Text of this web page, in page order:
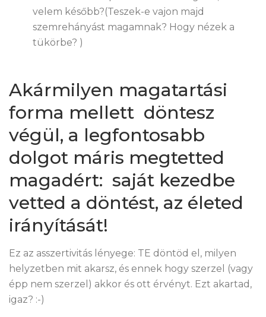
velem később?(Teszek-e vajon majd
szemrehányást magamnak? Hogy nézek a
tükörbe? )
Akármilyen magatartási
forma mellett döntesz
végül, a legfontosabb
dolgot máris megtetted
magadért: saját kezedbe
vetted a döntést, az életed
irányítását!
Ez az asszertivitás lényege: TE döntöd el, milyen
helyzetben mit akarsz, és ennek hogy szerzel (vagy
épp nem szerzel) akkor és ott érvényt. Ezt akartad,
igaz? :-)